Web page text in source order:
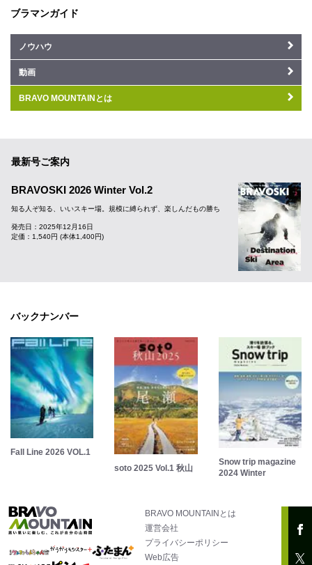
ブラマンガイド
ノウハウ
動画
BRAVO MOUNTAINとは
最新号ご案内
BRAVOSKI 2026 Winter Vol.2
知る人ぞ知る、いいスキー場。規模に縛られず、楽しんだもの勝ち
発売日：2025年12月16日
定価：1,540円 (本体1,400円)
バックナンバー
Fall Line 2026 VOL.1
soto 2025 Vol.1 秋山
Snow trip magazine
2024 Winter
BRAVO MOUNTAINとは
運営会社
プライバシーポリシー
Web広告